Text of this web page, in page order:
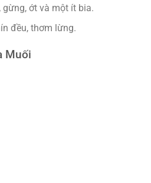
ớt và một ít bia.
đều, thơm lừng.
Muối